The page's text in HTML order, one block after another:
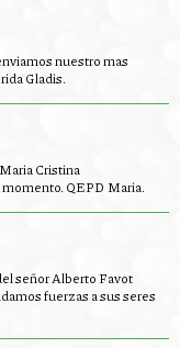
nuestro mas
Gladis.
Cristina
QEPD Maria.
señor Alberto Favot
fuerzas a sus seres